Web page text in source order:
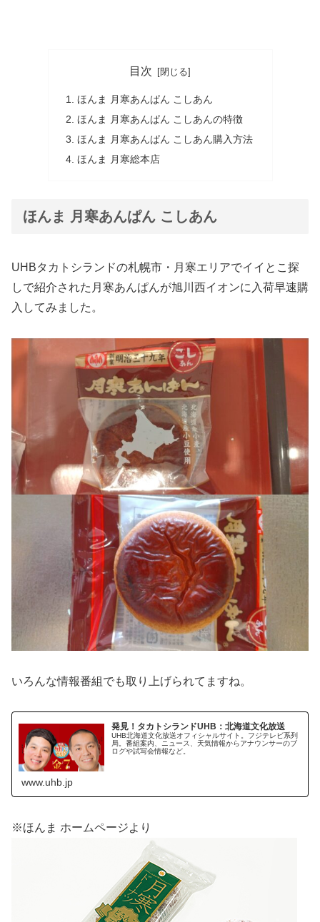
目次
ほんま 月寒あんぱん こしあん
ほんま 月寒あんぱん こしあんの特徴
ほんま 月寒あんぱん こしあん購入方法
ほんま 月寒総本店
ほんま 月寒あんぱん こしあん
UHBタカトシランドの札幌市・月寒エリアでイイとこ探
しで紹介された月寒あんぱんが旭川西イオンに入荷早速購
入してみました。
いろんな情報番組でも取り上げられてますね。
発見！タカトシランドUHB：北海道文化放送
UHB北海道文化放送オフィシャルサイト。フジテレビ系列
局。番組案内、ニュース、天気情報からアナウンサーのブ
ログや試写会情報など。
www.uhb.jp
※ほんま ホームページより